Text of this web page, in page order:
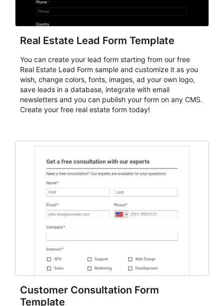
Real Estate Lead Form Template
You can create your lead form starting from our free
Real Estate Lead Form sample and customize it as you
wish, change colors, fonts, images, ad your own logo,
save leads in a database, integrate with email
newsletters and you can publish your form on any CMS.
Create your free real estate form today!
Customer Consultation Form
Template